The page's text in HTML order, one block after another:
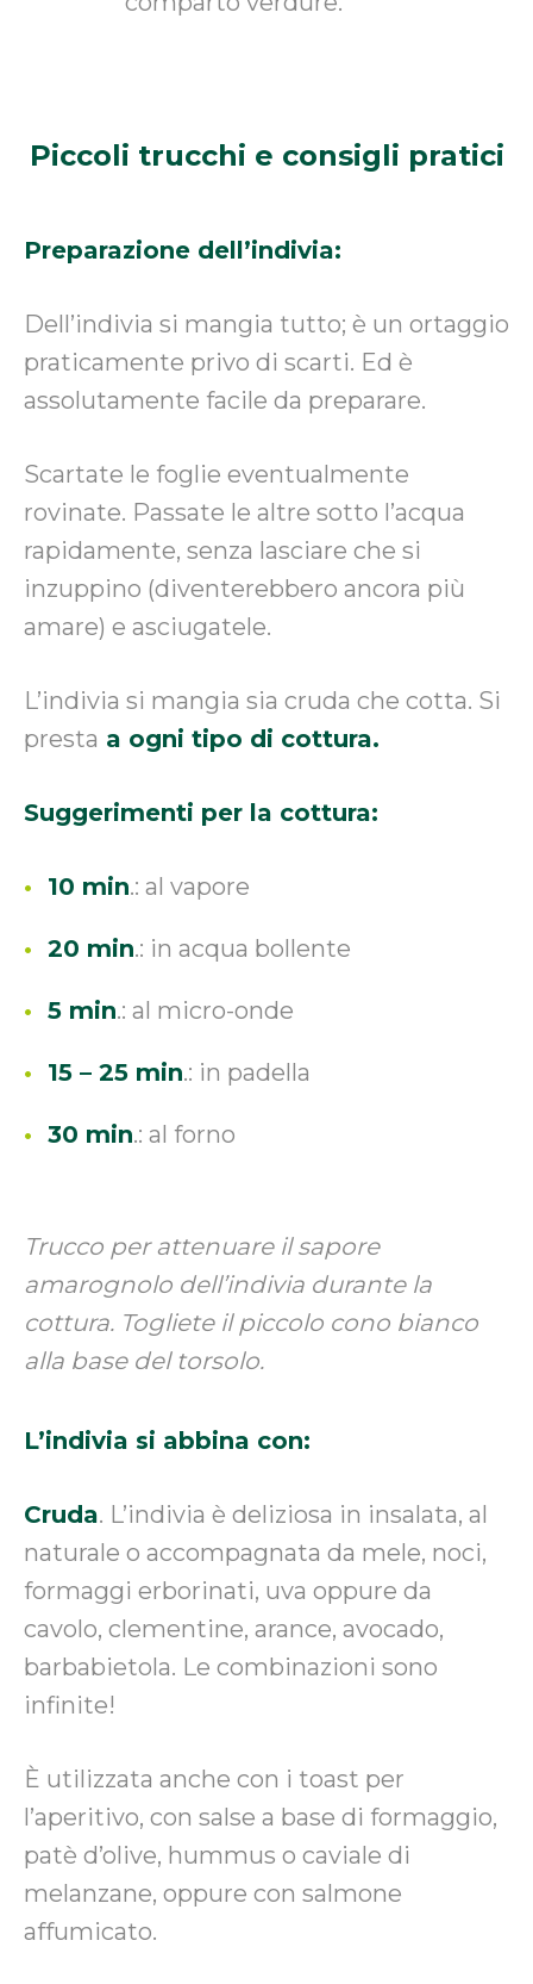
Piccoli trucchi e consigli pratici
Preparazione dell’indivia:
Dell’indivia si mangia tutto; è un ortaggio
praticamente privo di scarti. Ed è
assolutamente facile da preparare.
Scartate le foglie eventualmente
rovinate. Passate le altre sotto l’acqua
rapidamente, senza lasciare che si
inzuppino (diventerebbero ancora più
amare) e asciugatele.
L’indivia si mangia sia cruda che cotta. Si
presta a ogni tipo di cottura.
Suggerimenti per la cottura:
10 min.: al vapore
20 min.: in acqua bollente
5 min.: al micro-onde
15 – 25 min.: in padella
30 min.: al forno
Trucco per attenuare il sapore
amarognolo dell’indivia durante la
cottura. Togliete il piccolo cono bianco
alla base del torsolo.
L’indivia si abbina con:
Cruda. L’indivia è deliziosa in insalata, al
naturale o accompagnata da mele, noci,
formaggi erborinati, uva oppure da
cavolo, clementine, arance, avocado,
barbabietola. Le combinazioni sono
infinite!
È utilizzata anche con i toast per
l’aperitivo, con salse a base di formaggio,
patè d’olive, hummus o caviale di
melanzane, oppure con salmone
affumicato.